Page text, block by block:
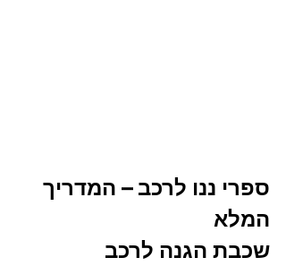
ספרי ננו לרכב – המדריך
המלא
שכבת הגנה לרכב